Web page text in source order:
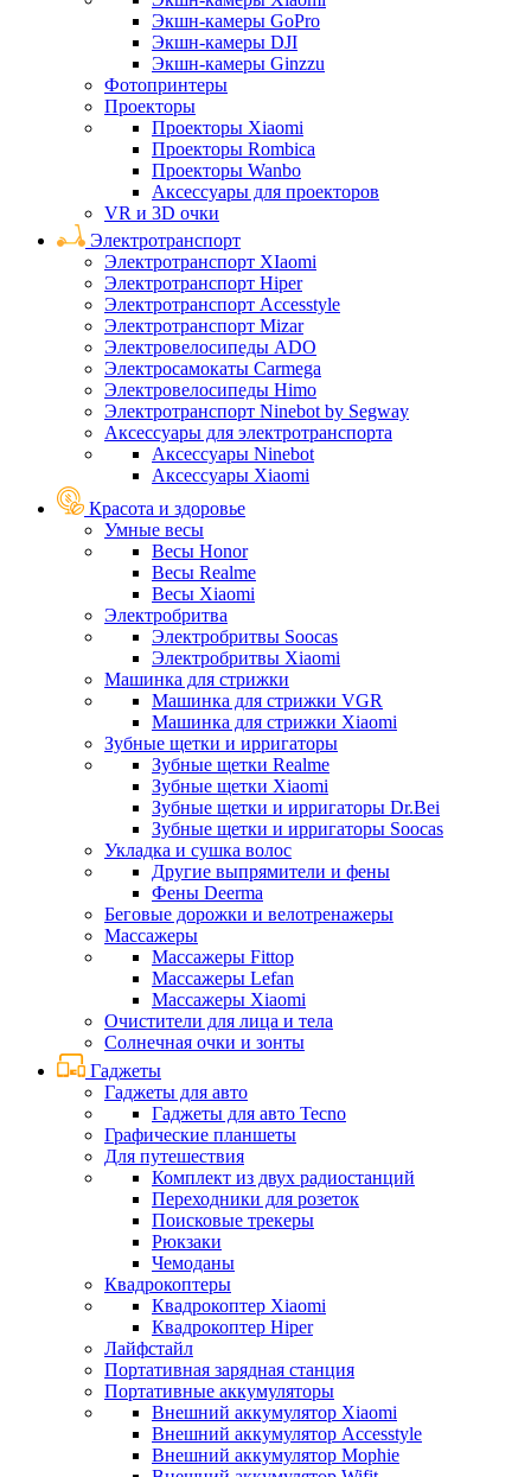
Экшн-камеры GoPro
Экшн-камеры DJI
Экшн-камеры Ginzzu
Фотопринтеры
Проекторы
Проекторы Xiaomi
Проекторы Rombica
Проекторы Wanbo
Аксессуары для проекторов
VR и 3D очки
Электротранспорт
Электротранспорт XIaomi
Электротранспорт Hiper
Электротранспорт Accesstyle
Электротранспорт Mizar
Электровелосипеды ADO
Электросамокаты Carmega
Электровелосипеды Himo
Электротранспорт Ninebot by Segway
Аксессуары для электротранспорта
Аксессуары Ninebot
Аксессуары Xiaomi
Красота и здоровье
Умные весы
Весы Honor
Весы Realme
Весы Xiaomi
Электробритва
Электробритвы Soocas
Электробритвы Xiaomi
Машинка для стрижки
Машинка для стрижки VGR
Машинка для стрижки Xiaomi
Зубные щетки и ирригаторы
Зубные щетки Realme
Зубные щетки Xiaomi
Зубные щетки и ирригаторы Dr.Bei
Зубные щетки и ирригаторы Soocas
Укладка и сушка волос
Другие выпрямители и фены
Фены Deerma
Беговые дорожки и велотренажеры
Массажеры
Массажеры Fittop
Массажеры Lefan
Массажеры Xiaomi
Очистители для лица и тела
Солнечная очки и зонты
Гаджеты
Гаджеты для авто
Гаджеты для авто Tecno
Графические планшеты
Для путешествия
Комплект из двух радиостанций
Переходники для розеток
Поисковые трекеры
Рюкзаки
Чемоданы
Квадрокоптеры
Квадрокоптер Xiaomi
Квадрокоптер Hiper
Лайфстайл
Портативная зарядная станция
Портативные аккумуляторы
Внешний аккумулятор Xiaomi
Внешний аккумулятор Accesstyle
Внешний аккумулятор Mophie